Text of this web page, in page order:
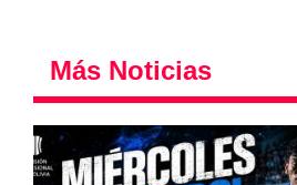
Más Noticias